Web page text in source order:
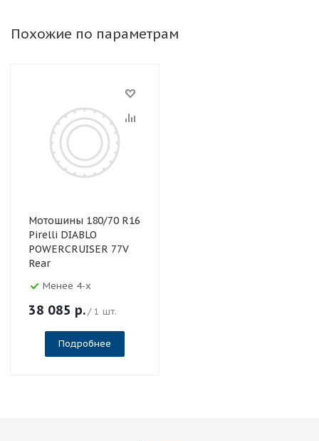
Похожие по параметрам
Мотошины 180/70 R16
Pirelli DIABLO
POWERCRUISER 77V
Rear
Менее 4-х
38 085 р./ 1 шт.
Подробнее